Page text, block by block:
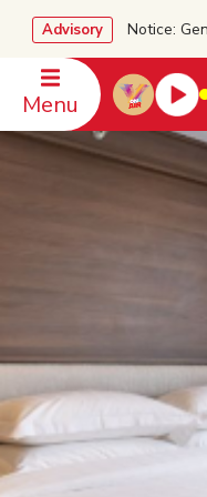
Advisory Notice:
Menu